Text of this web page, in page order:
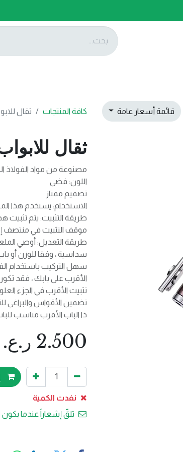
قائمة أسعار عامة كافة المنتجات ثقال
ثقال
مصنوعة من مواد الفولاذ
اللون: فضي
تصميم ممتاز
الاستخدام: يستخدم هذا
طريقة التثبيت: يتم تثبيت
موقف التثبيت في منتصف
طريقة التعديل: أوصي
سداسية ، وفقا للوزن أو
سهل التركيب باستخدام
الأقرب على بابك ، فقد
تثبيت الأقرب في الجزء
تضمين الأقواس والبراغي
ذا الباب الأقرب مناسب للباب حتى 110 رطل
2.500 ر.ع.
نفدت الكمية
تلقّ إشعاراً عندما يكون